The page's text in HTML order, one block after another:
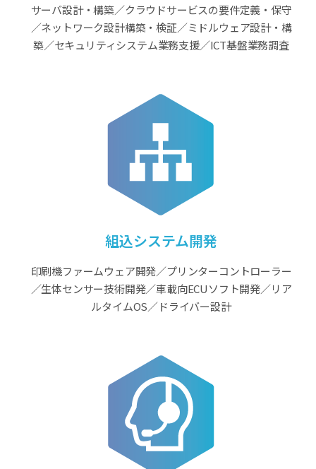
サーバ設計・構築／クラウドサービスの要件定義・保守
／ネットワーク設計構築・検証／ミドルウェア設計・構
築／セキュリティシステム業務支援／ICT基盤業務調査
組込システム開発
印刷機ファームウェア開発／プリンターコントローラー
／生体センサー技術開発／車載向ECUソフト開発／リア
ルタイムOS／ドライバー設計